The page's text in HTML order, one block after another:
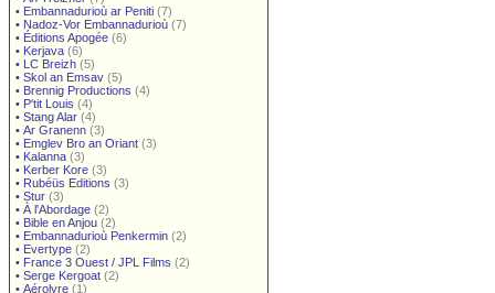
• Embannadurioù ar Peniti (7)
• Nadoz-Vor Embannadurioù (7)
• Éditions Apogée (6)
• Kerjava (6)
• LC Breizh (5)
• Skol an Emsav (5)
• Brennig Productions (4)
• P'tit Louis (4)
• Stang Alar (4)
• Ar Granenn (3)
• Emglev Bro an Oriant (3)
• Kalanna (3)
• Kerber Kore (3)
• Rubéüs Editions (3)
• Stur (3)
• À l'Abordage (2)
• Bible en Anjou (2)
• Embannadurioù Penkermin (2)
• Evertype (2)
• France 3 Ouest / JPL Films (2)
• Serge Kergoat (2)
• Aérolyre (1)